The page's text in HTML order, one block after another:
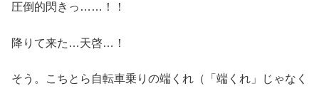
圧倒的閃きっ……！！
降りて来た…天啓…！
そう。こちとら自転車乗りの端くれ（「端くれ」じゃなく